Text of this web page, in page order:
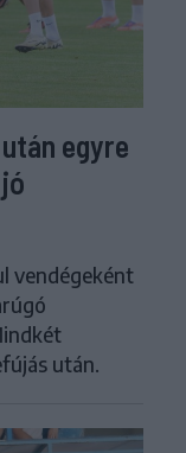
egyre
vendégeként
után.